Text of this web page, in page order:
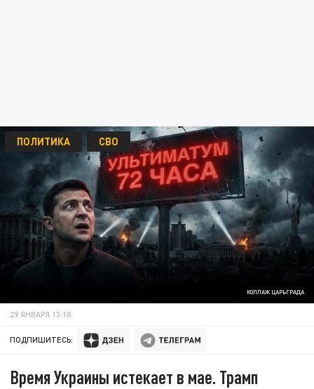
КОЛЛАЖ ЦАРЬГРАДА
ПОЛИТИКА СВО
29 ЯНВАРЯ 13:18
ПОДПИШИТЕСЬ:
Время Украины истекает в мае. Трамп